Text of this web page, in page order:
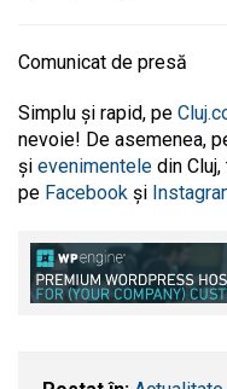
Comunicat de presă
Simplu și rapid, pe
nevoie! De asemenea,
și evenimentele din
pe Facebook și